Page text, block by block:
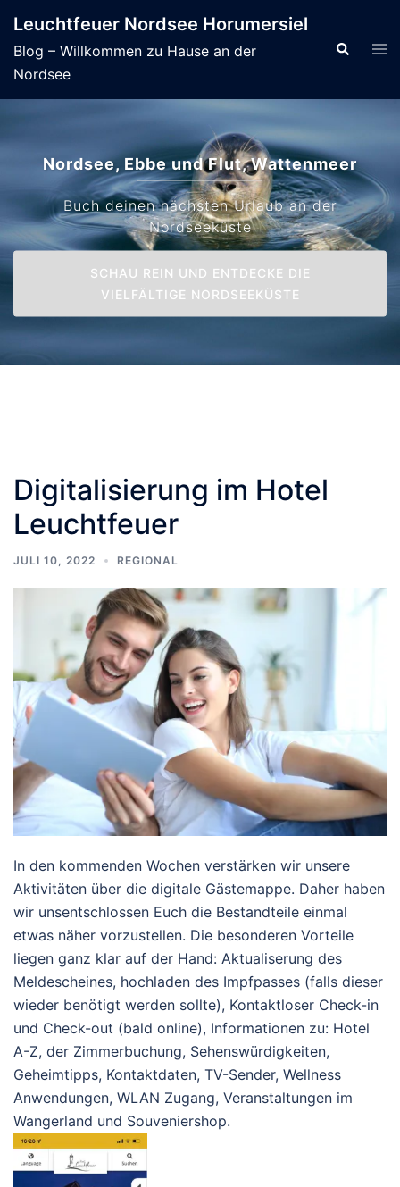
content
Leuchtfeuer Nordsee Horumersiel
Blog – Willkommen zu Hause an der
Nordsee
Search
Nordsee, Ebbe und Flut, Wattenmeer
Buch deinen nächsten Urlaub an der
Nordseeküste
SCHAU REIN UND ENTDECKE DIE
VIELFÄLTIGE NORDSEEKÜSTE
Digitalisierung im Hotel
Leuchtfeuer
JULI 10, 2022 REGIONAL
In den kommenden Wochen verstärken wir unsere
Aktivitäten über die digitale Gästemappe. Daher haben
wir unsentschlossen Euch die Bestandteile einmal
etwas näher vorzustellen. Die besonderen Vorteile
liegen ganz klar auf der Hand: Aktualiserung des
Meldescheines, hochladen des Impfpasses (falls dieser
wieder benötigt werden sollte), Kontaktloser Check-in
und Check-out (bald online), Informationen zu: Hotel
A-Z, der Zimmerbuchung, Sehenswürdigkeiten,
Geheimtipps, Kontaktdaten, TV-Sender, Wellness
Anwendungen, WLAN Zugang, Veranstaltungen im
Wangerland und Souveniershop.